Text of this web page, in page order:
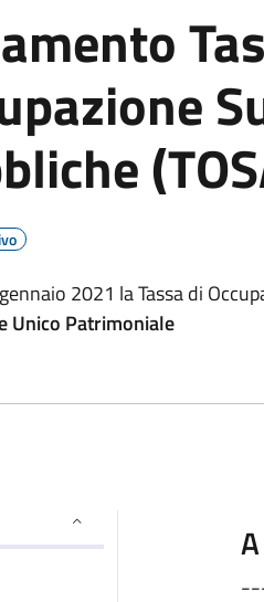
2021 la Tassa di
Unico Patrimoniale